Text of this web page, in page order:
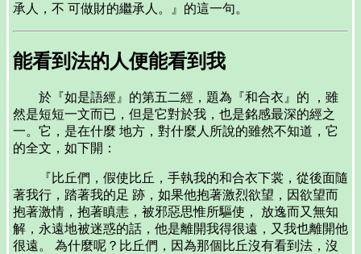
承人，不 可做財的繼承人。』的這一句。
能看到法的人便能看到我
於『如是語經』的第五二經，題為『和合衣』的 ，雖
然是短短一文而已，但是它對於我，也是銘感最深的經之
一。它，是在什麼 地方，對什麼人所說的雖然不知道，它
的全文，如下開：
『比丘們，假使比丘，手執我的和合衣下裳，從後面隨
著我行，踏著我的足 跡，如果他抱著激烈欲望，因欲望而
抱著激情，抱著瞋恚，被邪惡思惟所驅使， 放逸而又無知
解，永遠地被迷惑的話，他是離開我得很遠，又我也離開他
很遠。 為什麼呢？比丘們，因為那個比丘沒有看到法，沒